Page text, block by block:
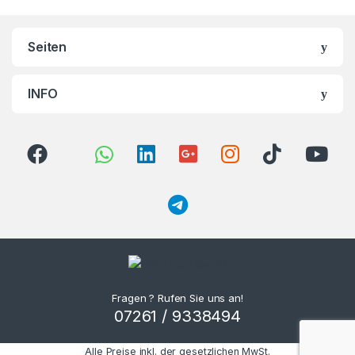
Seiten
INFO
Fragen ? Rufen Sie uns an!
07261 / 9338494
Alle Preise inkl. der gesetzlichen MwSt.